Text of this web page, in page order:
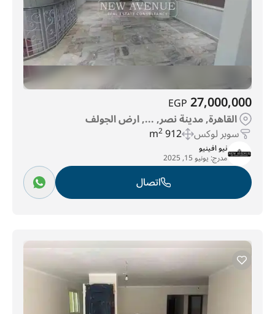
27,000,000
EGP
القاهرة, مدينة نصر, ..., ارض الجولف
سوبر لوكس 912 m
2
نيو افينيو
مدرج: يونيو 15, 2025
اتصال